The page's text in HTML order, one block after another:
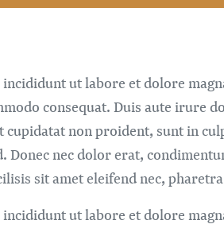
ut labore et dolore
consequat. Duis aute irure
non proident, sunt in
nec dolor erat,
sit amet eleifend nec, pharetra
ut labore et dolore